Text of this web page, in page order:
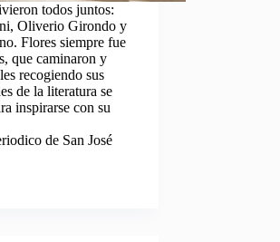
todos juntos:
Oliverio Girondo y
Flores siempre fue
que caminaron y
recogiendo sus
de la literatura se
inspirarse con su
de San José